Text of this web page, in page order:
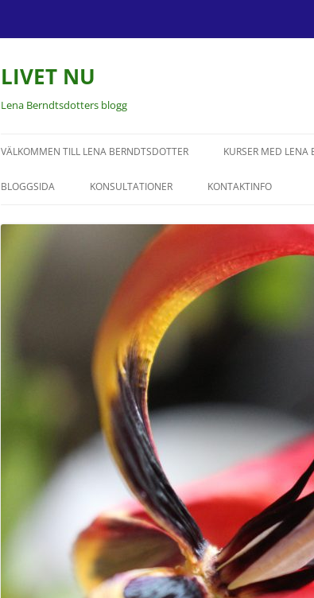
LIVET NU
Lena Berndtsdotters blogg
VÄLKOMMEN TILL LENA BERNDTSDOTTER KURSER MED LENA
BLOGGSIDA KONSULTATIONER KONTAKTINFO